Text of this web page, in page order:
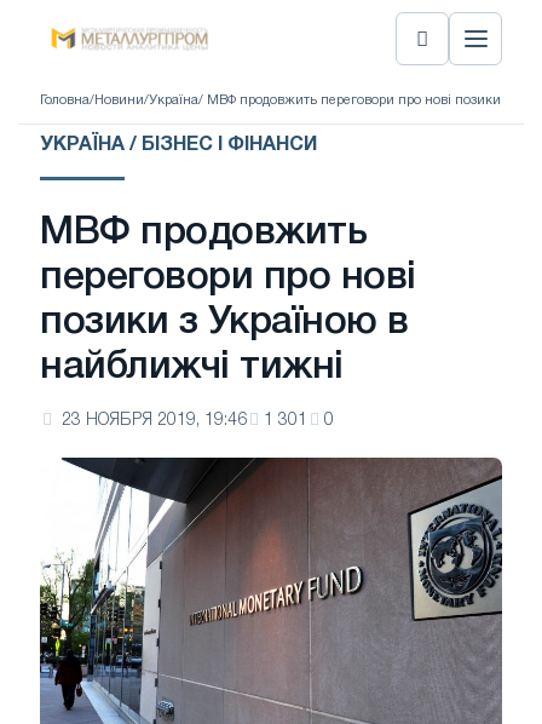
Головна/ Новини/Україна/ МВФ продовжить переговори про нові позики з
УКРАЇНА / БІЗНЕС І ФІНАНСИ
МВФ продовжить
переговори про нові
позики з Україною в
найближчі тижні
23 НОЯБРЯ 2019, 19:46 1 301 0